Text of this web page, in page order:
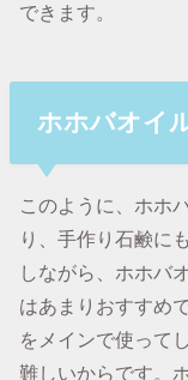
できます。
ホホバオイ
このように、ホホ
り、手作り石鹸に
しながら、ホホバ
はあまりおすすめ
をメインで使って
難しいからです。